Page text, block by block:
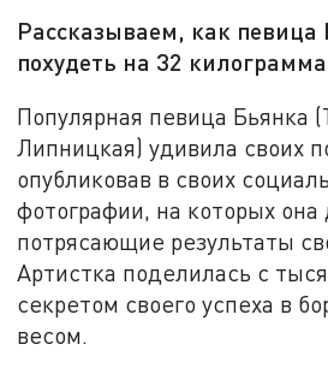
Рассказываем, как певица
похудеть на 32
Популярная певица Бьянка
Липницкая) удивила своих
опубликовав в своих
фотографии, на которых она
потрясающие результаты
Артистка поделилась с
секретом своего успеха в
весом.